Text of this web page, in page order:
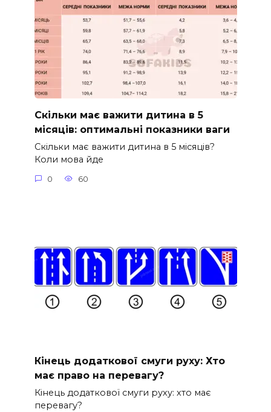
Скільки має важити дитина в 5
місяців: оптимальні показники ваги
Скільки має важити дитина в 5 місяців?
Коли мова йде
0 60
Кінець додаткової смуги руху: Хто
має право на перевагу?
Кінець додаткової смуги руху: хто має
перевагу?